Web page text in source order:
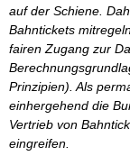
auf der Schiene.
Bahntickets
fairen Zugang zur
Prinzipien). Als
einhergehend die
Vertrieb von
eingreifen.